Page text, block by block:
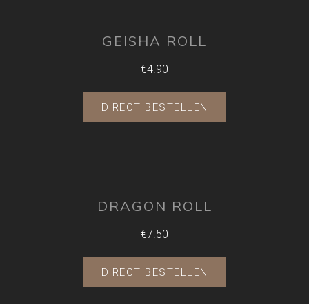
GEISHA ROLL
€4.90
DIRECT BESTELLEN
DRAGON ROLL
€7.50
DIRECT BESTELLEN